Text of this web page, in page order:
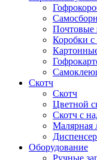
Почтовые
Коробки
Скотч
Скотч
Цветной
Скотч с
Малярная
Оборудование
Ручные